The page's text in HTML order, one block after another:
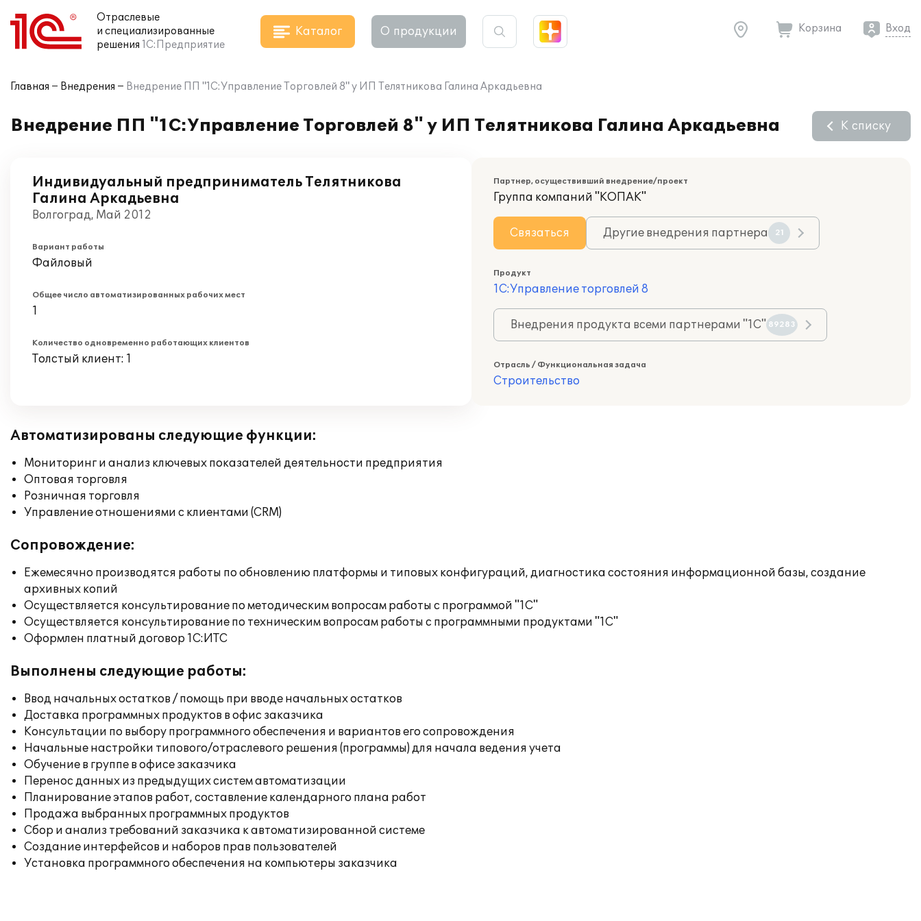
Отраслевые
и специализированные
решения 1С:Предприятие
Каталог О продукции Корзина Вход
Главная Внедрения Внедрение ПП "1С:Управление Торговлей 8" у ИП Телятникова Галина Аркадьевна
Внедрение ПП "1С:Управление Торговлей 8" у ИП Телятникова Галина Аркадьевна К списку
Индивидуальный предприниматель Телятникова
Галина Аркадьевна
Волгоград, Май 2012
Вариант работы
Файловый
Общее число автоматизированных рабочих мест
1
Количество одновременно работающих клиентов
Толстый клиент: 1
Партнер, осуществивший внедрение/проект
Группа компаний "КОПАК"
Связаться Другие внедрения партнера 21
Продукт
1С:Управление торговлей 8
Внедрения продукта всеми партнерами "1С" 89283
Отрасль / Функциональная задача
Строительство
Автоматизированы следующие функции:
Мониторинг и анализ ключевых показателей деятельности предприятия
Оптовая торговля
Розничная торговля
Управление отношениями с клиентами (CRM)
Сопровождение:
Ежемесячно производятся работы по обновлению платформы и типовых конфигураций, диагностика состояния информационной базы, создание
архивных копий
Осуществляется консультирование по методическим вопросам работы с программой "1С"
Осуществляется консультирование по техническим вопросам работы с программными продуктами "1С"
Оформлен платный договор 1С:ИТС
Выполнены следующие работы:
Ввод начальных остатков / помощь при вводе начальных остатков
Доставка программных продуктов в офис заказчика
Консультации по выбору программного обеспечения и вариантов его сопровождения
Начальные настройки типового/отраслевого решения (программы) для начала ведения учета
Обучение в группе в офисе заказчика
Перенос данных из предыдущих систем автоматизации
Планирование этапов работ, составление календарного плана работ
Продажа выбранных программных продуктов
Сбор и анализ требований заказчика к автоматизированной системе
Создание интерфейсов и наборов прав пользователей
Установка программного обеспечения на компьютеры заказчика